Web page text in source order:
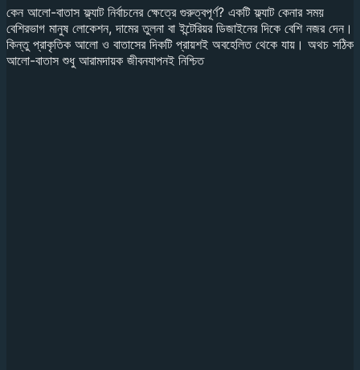
কেন আলো-বাতাস ফ্ল্যাট নির্বাচনের ক্ষেত্রে গুরুত্বপূর্ণ? একটি ফ্ল্যাট কেনার সময়
বেশিরভাগ মানুষ লোকেশন, দামের তুলনা বা ইন্টেরিয়র ডিজাইনের দিকে বেশি নজর দেন।
কিন্তু প্রাকৃতিক আলো ও বাতাসের দিকটি প্রায়শই অবহেলিত থেকে যায়। অথচ সঠিক
আলো-বাতাস শুধু আরামদায়ক জীবনযাপনই নিশ্চিত